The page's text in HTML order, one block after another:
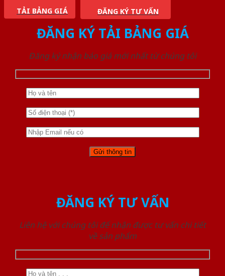
TẢI BẢNG GIÁ ĐĂNG KÝ TƯ VẤN
ĐĂNG KÝ TẢI BẢNG GIÁ
Đăng ký nhận báo giá mới nhất từ chúng tôi
ĐĂNG KÝ TƯ VẤN
Liên hệ với chúng tôi để nhận được tư vấn chi tiết
về sản phẩm